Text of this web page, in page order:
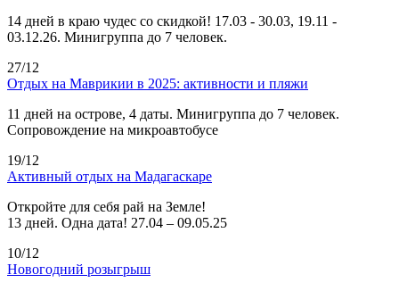
14 дней в краю чудес со скидкой! 17.03 - 30.03, 19.11 -
03.12.26. Минигруппа до 7 человек.
27/12
Отдых на Маврикии в 2025: активности и пляжи
11 дней на острове, 4 даты. Минигруппа до 7 человек.
Сопровождение на микроавтобусе
19/12
Активный отдых на Мадагаскаре
Откройте для себя рай на Земле!
13 дней. Одна дата! 27.04 – 09.05.25
10/12
Новогодний розыгрыш